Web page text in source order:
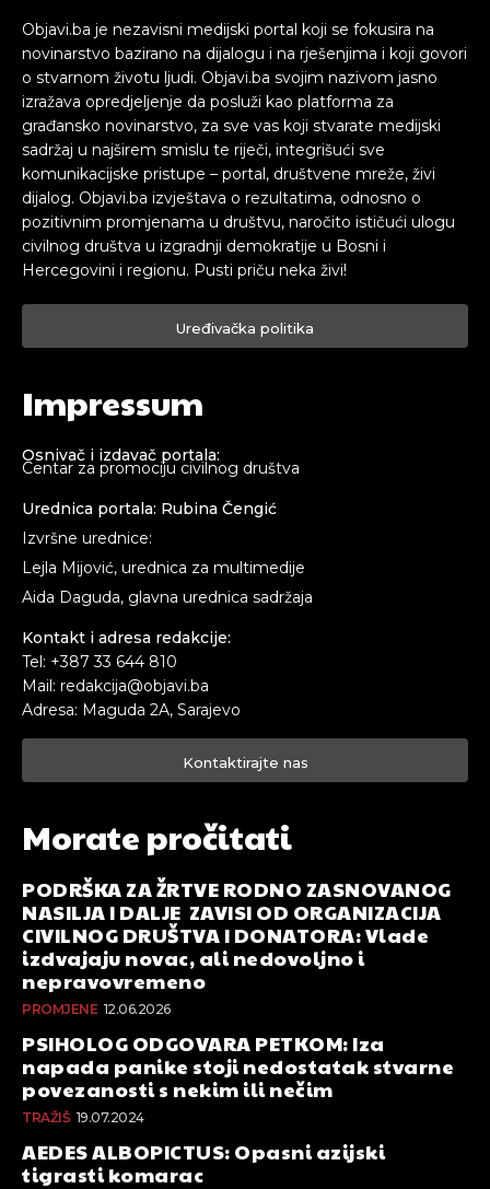
Objavi.ba je nezavisni medijski portal koji se fokusira na
novinarstvo bazirano na dijalogu i na rješenjima i koji govori
o stvarnom životu ljudi. Objavi.ba svojim nazivom jasno
izražava opredjeljenje da posluži kao platforma za
građansko novinarstvo, za sve vas koji stvarate medijski
sadržaj u najširem smislu te riječi, integrišući sve
komunikacijske pristupe – portal, društvene mreže, živi
dijalog. Objavi.ba izvještava o rezultatima, odnosno o
pozitivnim promjenama u društvu, naročito ističući ulogu
civilnog društva u izgradnji demokratije u Bosni i
Hercegovini i regionu. Pusti priču neka živi!
Uređivačka politika
Impressum
Osnivač i izdavač portala:
Centar za promociju civilnog društva
Urednica portala: Rubina Čengić
Izvršne urednice:
Lejla Mijović, urednica za multimedije
Aida Daguda, glavna urednica sadržaja
Kontakt i adresa redakcije:
Tel: +387 33 644 810
Mail: redakcija@objavi.ba
Adresa: Maguda 2A, Sarajevo
Kontaktirajte nas
Morate pročitati
PODRŠKA ZA ŽRTVE RODNO ZASNOVANOG
NASILJA I DALJE ZAVISI OD ORGANIZACIJA
CIVILNOG DRUŠTVA I DONATORA: Vlade
izdvajaju novac, ali nedovoljno i
nepravovremeno
PROMJENE 12.06.2026
PSIHOLOG ODGOVARA PETKOM: Iza
napada panike stoji nedostatak stvarne
povezanosti s nekim ili nečim
TRAŽIŠ 19.07.2024
AEDES ALBOPICTUS: Opasni azijski
tigrasti komarac